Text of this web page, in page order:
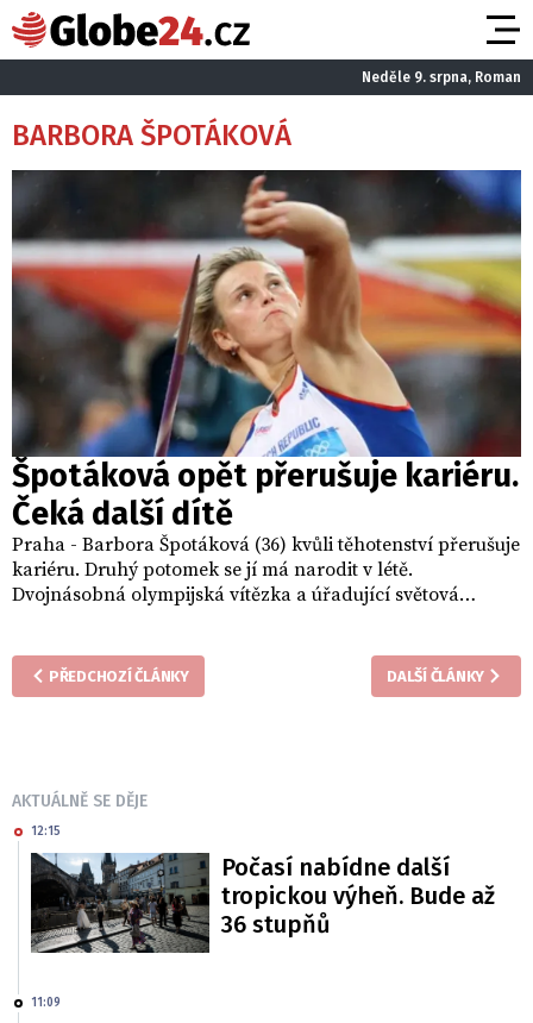
Neděle 9. srpna, Roman
BARBORA ŠPOTÁKOVÁ
Špotáková opět přerušuje kariéru.
Čeká další dítě
Praha - Barbora Špotáková (36) kvůli těhotenství přerušuje
kariéru. Druhý potomek se jí má narodit v létě.
Dvojnásobná olympijská vítězka a úřadující světová
PŘEDCHOZÍ ČLÁNKY DALŠÍ ČLÁNKY
AKTUÁLNĚ SE DĚJE
12:15
Počasí nabídne další
tropickou výheň. Bude až
36 stupňů
11:09